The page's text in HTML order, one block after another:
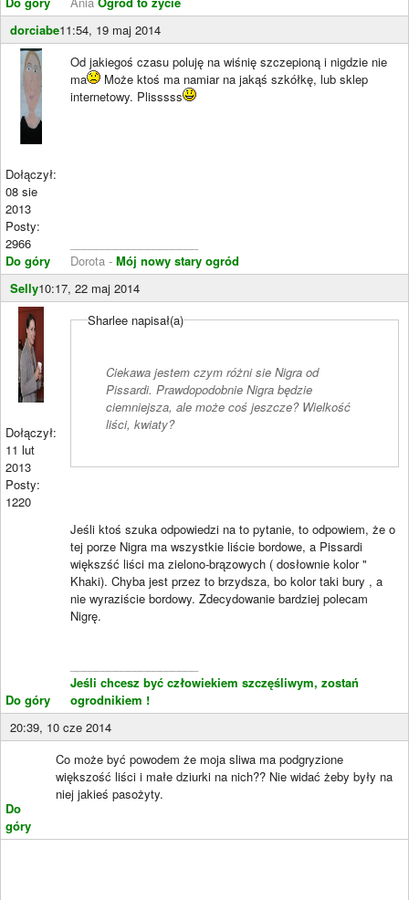
dorciabe11:54, 19 maj 2014
Dołączył:
08 sie
2013
Posty:
2966
Do góry
Od jakiegoś czasu poluję na wiśnię szczepioną i nigdzie nie
ma
Może ktoś ma namiar na jakąś szkółkę, lub sklep
internetowy. Plisssss
Dorota - Mój nowy stary ogród
Selly10:17, 22 maj 2014
Dołączył:
11 lut
2013
Posty:
1220
Do góry
Sharlee napisał(a)
Ciekawa jestem czym różni sie Nigra od
Pissardi. Prawdopodobnie Nigra będzie
ciemniejsza, ale może coś jeszcze? Wielkość
liści, kwiaty?
Jeśli ktoś szuka odpowiedzi na to pytanie, to odpowiem, że o
tej porze Nigra ma wszystkie liście bordowe, a Pissardi
większść liści ma zielono-brązowych ( dosłownie kolor "
Khaki). Chyba jest przez to brzydsza, bo kolor taki bury , a
nie wyraziście bordowy. Zdecydowanie bardziej polecam
Nigrę.
Jeśli chcesz być człowiekiem szczęśliwym, zostań
ogrodnikiem !
20:39, 10 cze 2014
Do
góry
Co może być powodem że moja sliwa ma podgryzione
większość liści i małe dziurki na nich?? Nie widać żeby były na
niej jakieś pasożyty.